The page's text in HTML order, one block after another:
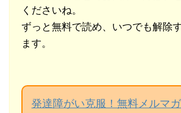
くださいね。
ずっと無料で読め、いつでも解除
ます。
発達障がい克服！無料メルマ